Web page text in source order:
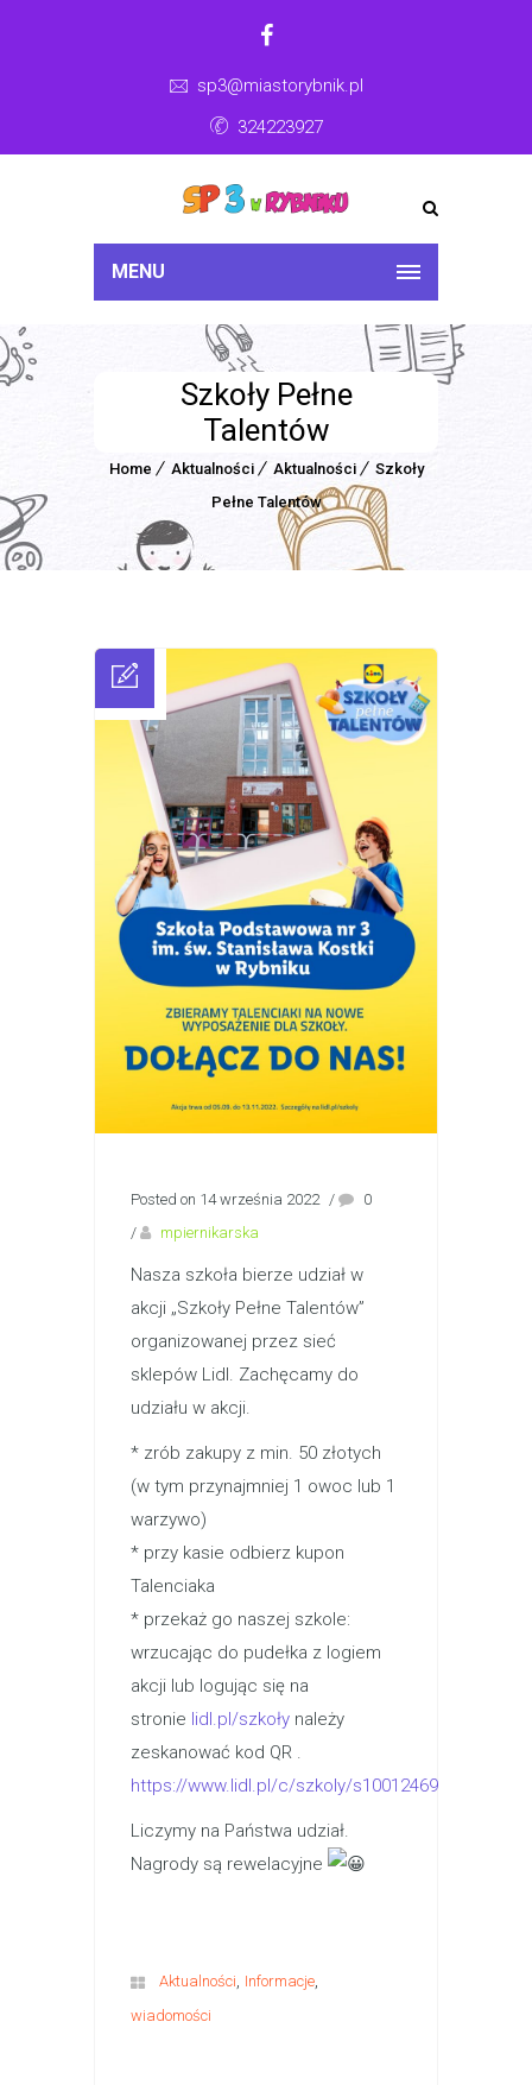
sp3@miastorybnik.pl
324223927
MENU
Szkoły Pełne
Talentów
Home Aktualności Aktualności
Szkoły
Pełne Talentów
Posted on 14 września 2022 /
0
/
mpiernikarska
Nasza szkoła bierze udział w
akcji „Szkoły Pełne Talentów”
organizowanej przez sieć
sklepów Lidl. Zachęcamy do
udziału w akcji.
* zrób zakupy z min. 50 złotych
(w tym przynajmniej 1 owoc lub 1
warzywo)
* przy kasie odbierz kupon
Talenciaka
* przekaż go naszej szkole:
wrzucając do pudełka z logiem
akcji lub logując się na
stronie lidl.pl/szkoły należy
zeskanować kod QR .
https://www.lidl.pl/c/szkoly/s10012469
Liczymy na Państwa udział.
Nagrody są rewelacyjne
Aktualności, Informacje,
wiadomości